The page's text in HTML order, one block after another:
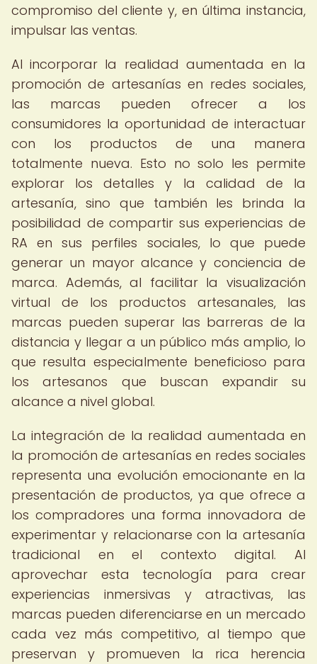
compromiso del cliente y, en última instancia,
impulsar las ventas.
Al incorporar la realidad aumentada en la
promoción de artesanías en redes sociales,
las marcas pueden ofrecer a los
consumidores la oportunidad de interactuar
con los productos de una manera
totalmente nueva. Esto no solo les permite
explorar los detalles y la calidad de la
artesanía, sino que también les brinda la
posibilidad de compartir sus experiencias de
RA en sus perfiles sociales, lo que puede
generar un mayor alcance y conciencia de
marca. Además, al facilitar la visualización
virtual de los productos artesanales, las
marcas pueden superar las barreras de la
distancia y llegar a un público más amplio, lo
que resulta especialmente beneficioso para
los artesanos que buscan expandir su
alcance a nivel global.
La integración de la realidad aumentada en
la promoción de artesanías en redes sociales
representa una evolución emocionante en la
presentación de productos, ya que ofrece a
los compradores una forma innovadora de
experimentar y relacionarse con la artesanía
tradicional en el contexto digital. Al
aprovechar esta tecnología para crear
experiencias inmersivas y atractivas, las
marcas pueden diferenciarse en un mercado
cada vez más competitivo, al tiempo que
preservan y promueven la rica herencia